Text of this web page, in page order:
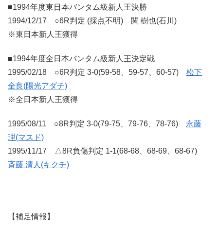
■1994年度東日本バンタム級新人王決勝
1994/12/17 ○6R判定 (採点不明) 関 樹也(石川)
※東日本新人王獲得
■1994年度全日本バンタム級新人王決定戦
1995/02/18 ○6R判定 3-0(59-58、59-57、60-57) 松下
全良(陽光アダチ)
※全日本新人王獲得
1995/08/11 ○8R判定 3-0(79-75、79-76、78-76) 永藤
理(マスド)
1995/11/17 △8R負傷判定 1-1(68-68、68-69、68-67)
斉藤 清人(キクチ)
【補足情報】